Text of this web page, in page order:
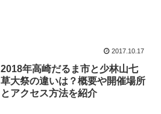
2017.10.17
2018年高崎だるま市と少林山七
草大祭の違いは？概要や開催場所
とアクセス方法を紹介